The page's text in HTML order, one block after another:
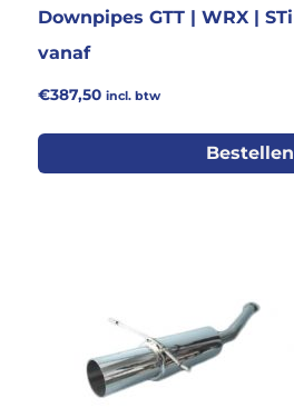
Downpipes GTT | WRX | STi
vanaf
€387,50 incl. btw
Bestellen